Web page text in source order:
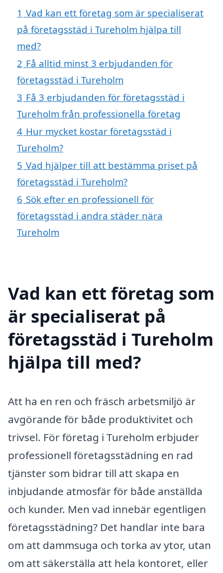
1 Vad kan ett företag som är specialiserat
på företagsstäd i Tureholm hjälpa till
med?
2 Få alltid minst 3 erbjudanden för
företagsstäd i Tureholm
3 Få 3 erbjudanden för företagsstäd i
Tureholm från professionella företag
4 Hur mycket kostar företagsstäd i
Tureholm?
5 Vad hjälper till att bestämma priset på
företagsstäd i Tureholm?
6 Sök efter en professionell för
företagsstäd i andra städer nära
Tureholm
Vad kan ett företag som
är specialiserat på
företagsstäd i Tureholm
hjälpa till med?
Att ha en ren och fräsch arbetsmiljö är
avgörande för både produktivitet och
trivsel. För företag i Tureholm erbjuder
professionell företagsstädning en rad
tjänster som bidrar till att skapa en
inbjudande atmosfär för både anställda
och kunder. Men vad innebär egentligen
företagsstädning? Det handlar inte bara
om att dammsuga och torka av ytor, utan
om att säkerställa att hela kontoret, eller